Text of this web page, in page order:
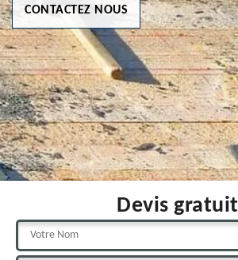
CONTACTEZ NOUS
Devis gratuit